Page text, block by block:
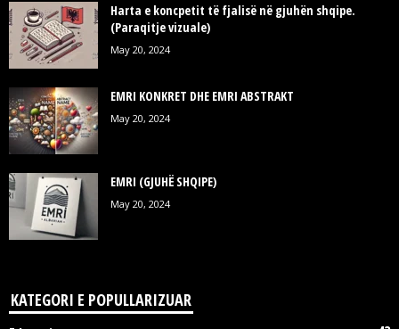
Harta e koncpetit të fjalisë në gjuhën shqipe.
(Paraqitje vizuale)
May 20, 2024
EMRI KONKRET DHE EMRI ABSTRAKT
May 20, 2024
EMRI (GJUHË SHQIPE)
May 20, 2024
KATEGORI E POPULLARIZUAR